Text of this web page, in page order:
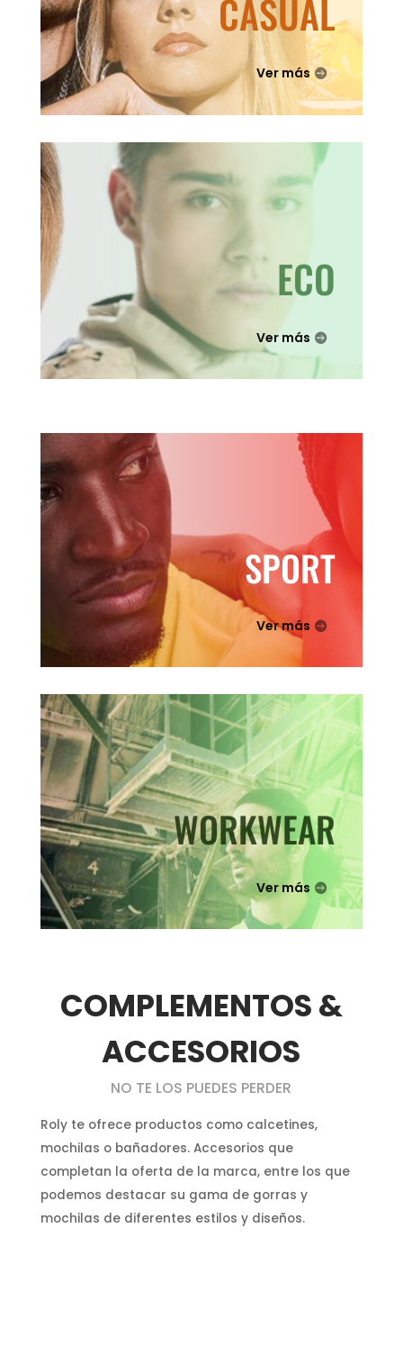
CASUAL
Ver más
ECO
Ver más
SPORT
Ver más
WORKWEAR
Ver más
COMPLEMENTOS &
ACCESORIOS
NO TE LOS PUEDES PERDER
Roly te ofrece productos como calcetines,
mochilas o bañadores. Accesorios que
completan la oferta de la marca, entre los que
podemos destacar su gama de gorras y
mochilas de diferentes estilos y diseños.